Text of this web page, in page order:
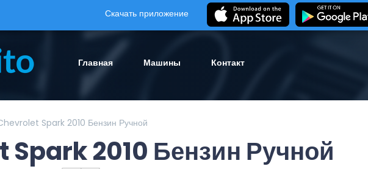
Скачать приложение
Главная Машины Контакт
Spark 2010 Бензин Ручной
2010 Бензин Ручной